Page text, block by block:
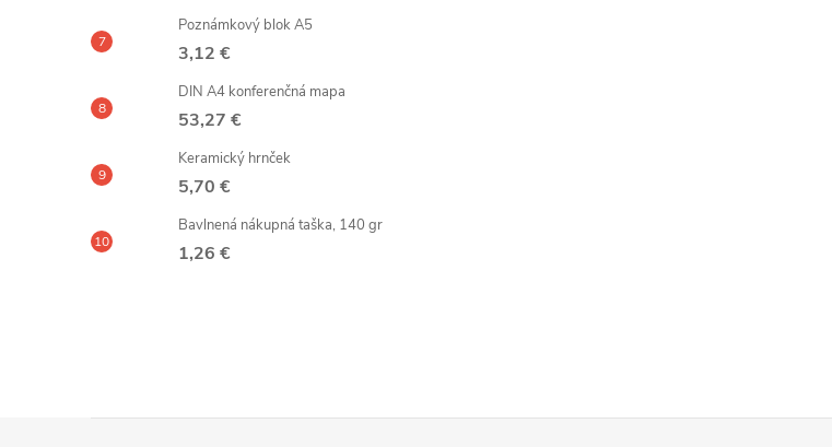
Poznámkový blok A5
3,12 €
DIN A4 konferenčná mapa
53,27 €
Keramický hrnček
5,70 €
Bavlnená nákupná taška, 140 gr
1,26 €